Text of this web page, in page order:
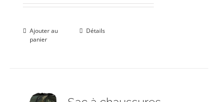
était :
Ajouter au
panier
Détails